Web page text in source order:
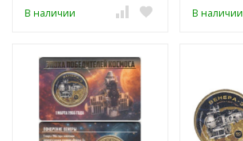
В наличии В наличии